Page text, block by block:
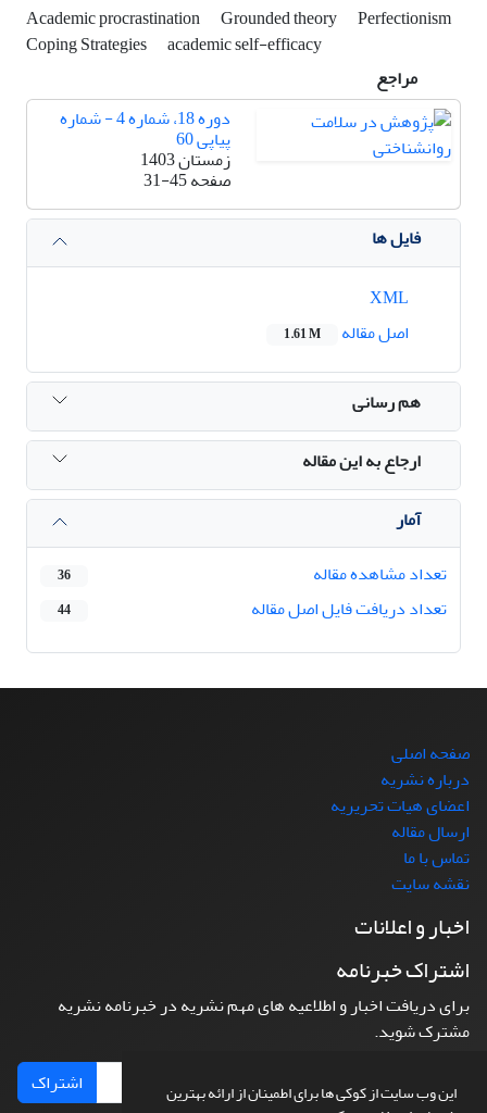
این وب سایت از کوکی ها برای اطمینان از ارائه بهترین
Academic procrastination Grounded theory
Perfectionism
Coping Strategies
academic self-efficacy
مراجع
دوره 18، شماره 4 - شماره
پیاپی 60
زمستان 1403
صفحه31-45
فایل ها
اصل مقاله
1.61 M
هم رسانی
ارجاع به این مقاله
آمار
تعداد مشاهده مقاله
36
تعداد دریافت فایل اصل مقاله 44
صفحه اصلی
درباره نشریه
اعضای هیات تحریریه
ارسال مقاله
تماس با ما
نقشه سایت
اخبار و اعلانات
اشتراک خبرنامه
برای دریافت اخبار و اطلاعیه های مهم نشریه در خبرنامه نشریه
مشترک شوید.
اشتراک